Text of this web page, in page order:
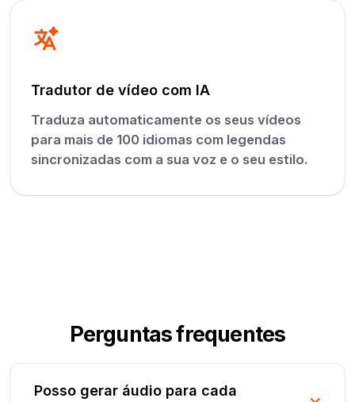
Tradutor de vídeo com IA
Traduza automaticamente os seus vídeos
para mais de 100 idiomas com legendas
sincronizadas com a sua voz e o seu estilo.
Perguntas frequentes
Posso gerar áudio para cada